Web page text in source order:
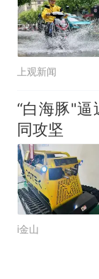
上观新闻
“白海豚"
同攻坚
i金山